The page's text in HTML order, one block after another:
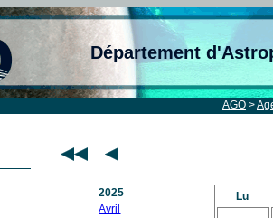
Département
AGO >
2025
Avril
Lu